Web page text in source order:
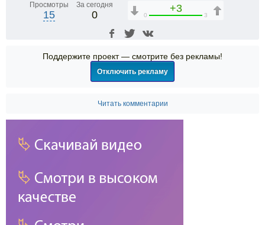
Просмотры
15
За сегодня
0
+3
0 3
Поддержите проект — смотрите без рекламы!
Отключить рекламу
Читать комментарии